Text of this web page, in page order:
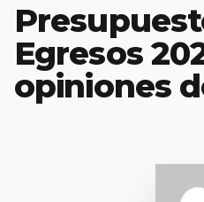
Egresos
opiniones